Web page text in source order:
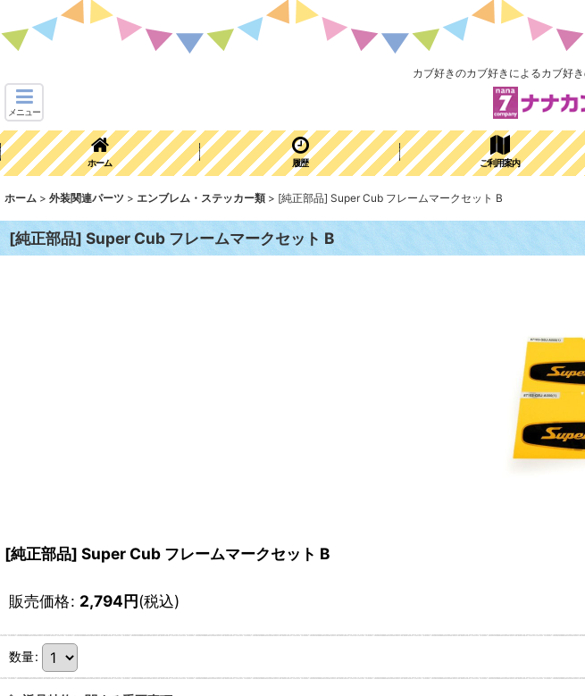
カブ好きのカブ好きによるカブ好
メニュー
ホーム 履歴 ご利用案内
ホーム > 外装関連パーツ > エンブレム・ステッカー類 > [純正部品] Super Cub フレームマークセット B
[純正部品] Super Cub フレームマークセット B
[純正部品] Super Cub フレームマークセット B
販売価格: 2,794円(税込)
数量: